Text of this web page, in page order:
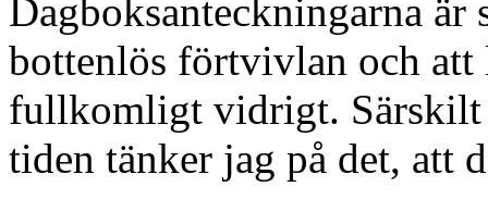
Dagboksanteckningarna
bottenlös förtvivlan och att
fullkomligt vidrigt. Särskilt
tiden tänker jag på det, att